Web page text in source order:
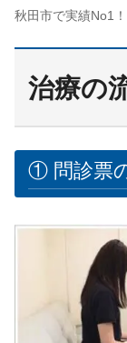
治療の
① 問診票